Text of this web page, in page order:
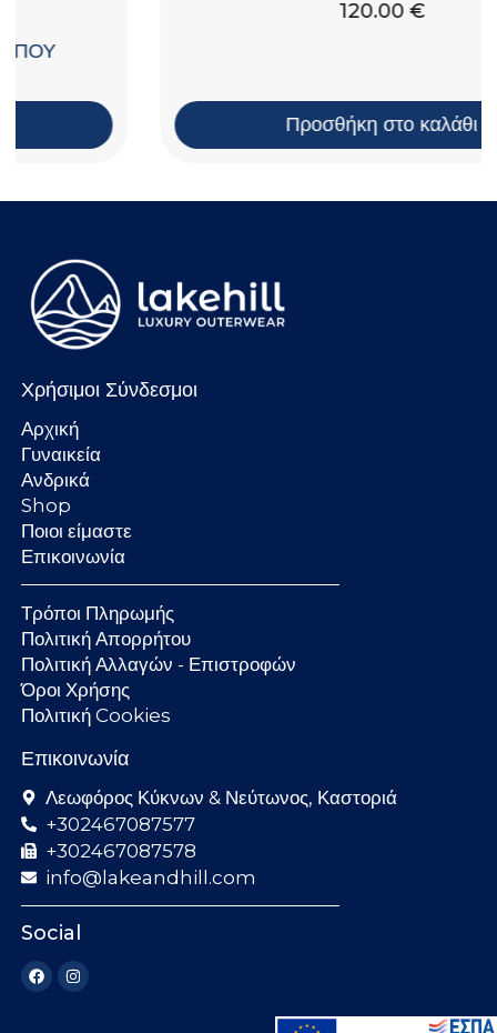
Προσθήκη στο καλάθι
Χρήσιμοι Σύνδεσμοι
Αρχική
Γυναικεία
Ανδρικά
Shop
Ποιοι είμαστε
Επικοινωνία
Τρόποι Πληρωμής
Πολιτική Απορρήτου
Πολιτική Αλλαγών - Επιστροφών
Όροι Χρήσης
Πολιτική Cookies
Επικοινωνία
Λεωφόρος Κύκνων & Νεύτωνος, Καστοριά
+302467087577
+302467087578
info@lakeandhill.com
Social